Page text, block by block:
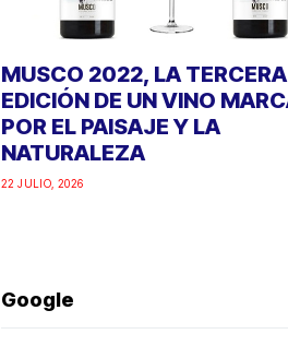
MUSCO 2022, LA TERCERA
EDICIÓN DE UN VINO
POR EL PAISAJE Y LA
NATURALEZA
22 JULIO, 2026
Google